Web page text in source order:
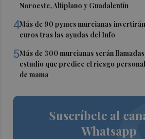
Noroeste, Altiplano y Guadalentín
4Más de 90 pymes murcianas
euros tras las ayudas del Info
5Más de 300 murcianas serán
estudio que predice el riesgo
de mama
Suscríbete al
Whatsapp